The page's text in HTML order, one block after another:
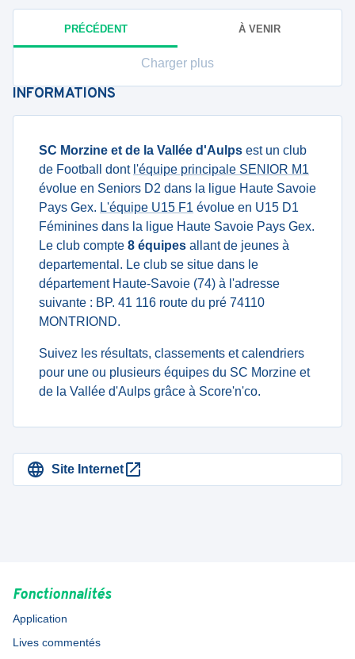
PRÉCÉDENT À VENIR
Charger plus
INFORMATIONS
SC Morzine et de la Vallée d'Aulps est un club
de Football dont l'équipe principale SENIOR M1
évolue en Seniors D2 dans la ligue Haute Savoie
Pays Gex. L'équipe U15 F1 évolue en U15 D1
Féminines dans la ligue Haute Savoie Pays Gex.
Le club compte 8 équipes allant de jeunes à
departemental. Le club se situe dans le
département Haute-Savoie (74) à l'adresse
suivante : BP. 41 116 route du pré 74110
MONTRIOND.
Suivez les résultats, classements et calendriers
pour une ou plusieurs équipes du SC Morzine et
de la Vallée d'Aulps grâce à Score'n'co.
Site Internet
Fonctionnalités
Application
Lives commentés